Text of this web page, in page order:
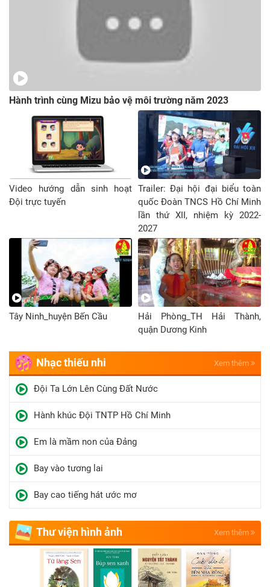
Hành trình cùng Mizu bảo vệ môi trường năm 2023
Video hướng dẫn sinh hoạt
Đội trực tuyến
Trailer: Đại hội đại biểu toàn
quốc Đoàn TNCS Hồ Chí Minh
lần thứ XII, nhiệm kỳ 2022-
2027
Tây Ninh_huyện Bến Cầu
Hải Phòng_TH Hải Thành,
quận Dương Kinh
Nhạc thiếu nhi Xem thêm
Đội Ta Lớn Lên Cùng Đất Nước
Hành khúc Đội TNTP Hồ Chí Minh
Em là mầm non của Đảng
Bay vào tương lai
Bay cao tiếng hát ước mơ
Thư viện hình ảnh Xem thêm